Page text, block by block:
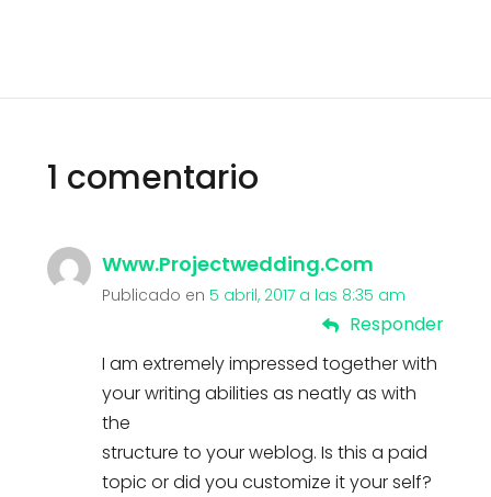
1 comentario
Www.projectwedding.com
Publicado en 5 abril, 2017 a las 8:35 am
Responder
I am extremely impressed together with
your writing abilities as neatly as with
the
structure to your weblog. Is this a paid
topic or did you customize it your self?